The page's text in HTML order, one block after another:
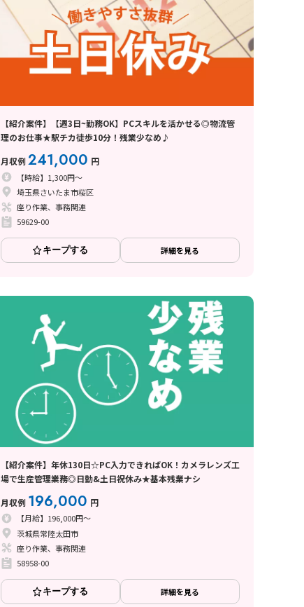
【紹介案件】【週3日~勤務OK】PCスキルを活かせる◎物流管
理のお仕事★駅チカ徒歩10分！残業少なめ♪
月収例241,000 円
【時給】1,300円～
埼玉県さいたま市桜区
座り作業、事務関連
59629-00
キープする 詳細を見る
【紹介案件】年休130日☆PC入力できればOK！カメラレンズ工
場で生産管理業務◎日勤&土日祝休み★基本残業ナシ
月収例 196,000 円
【月給】196,000円～
茨城県常陸太田市
座り作業、事務関連
58958-00
キープする 詳細を見る